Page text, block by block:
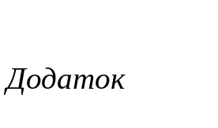
Додаток